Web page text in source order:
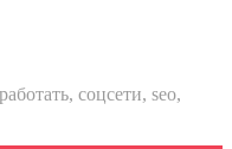
соцсети, seo,